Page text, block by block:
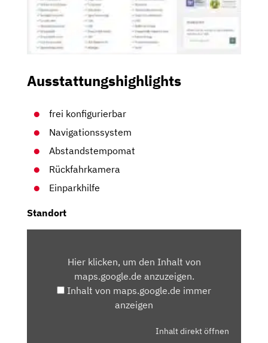
Ausstattungshighlights
frei konfigurierbar
Navigationssystem
Abstandstempomat
Rückfahrkamera
Einparkhilfe
Standort
MAPS.GOOGLE.DEHier klicken, um den Inhalt von
maps.google.de anzuzeigen.
Inhalt von maps.google.de immer
anzeigen
Inhalt direkt öffnen